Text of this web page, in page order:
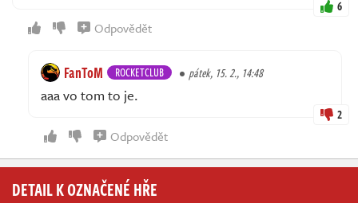
6
Odpovědět
FanToM ROCKETCLUB pátek, 15. 2., 14:48
aaa vo tom to je.
2
Odpovědět
DETAIL K OZNAČENÉ HŘE